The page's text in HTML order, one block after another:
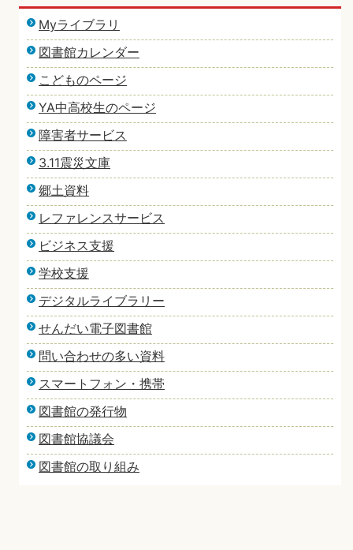
Myライブラリ
図書館カレンダー
こどものページ
YA中高校生のページ
障害者サービス
3.11震災文庫
郷土資料
レファレンスサービス
ビジネス支援
学校支援
デジタルライブラリー
せんだい電子図書館
問い合わせの多い資料
スマートフォン・携帯
図書館の発行物
図書館協議会
図書館の取り組み